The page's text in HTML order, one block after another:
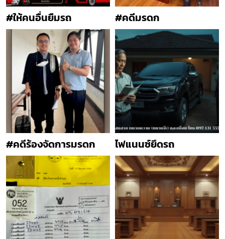
#ให้คนอื่นยืมรถ #คดีมรดก
#คดีร้องจัดการมรดก ไฟแนนซ์ยึดรถ